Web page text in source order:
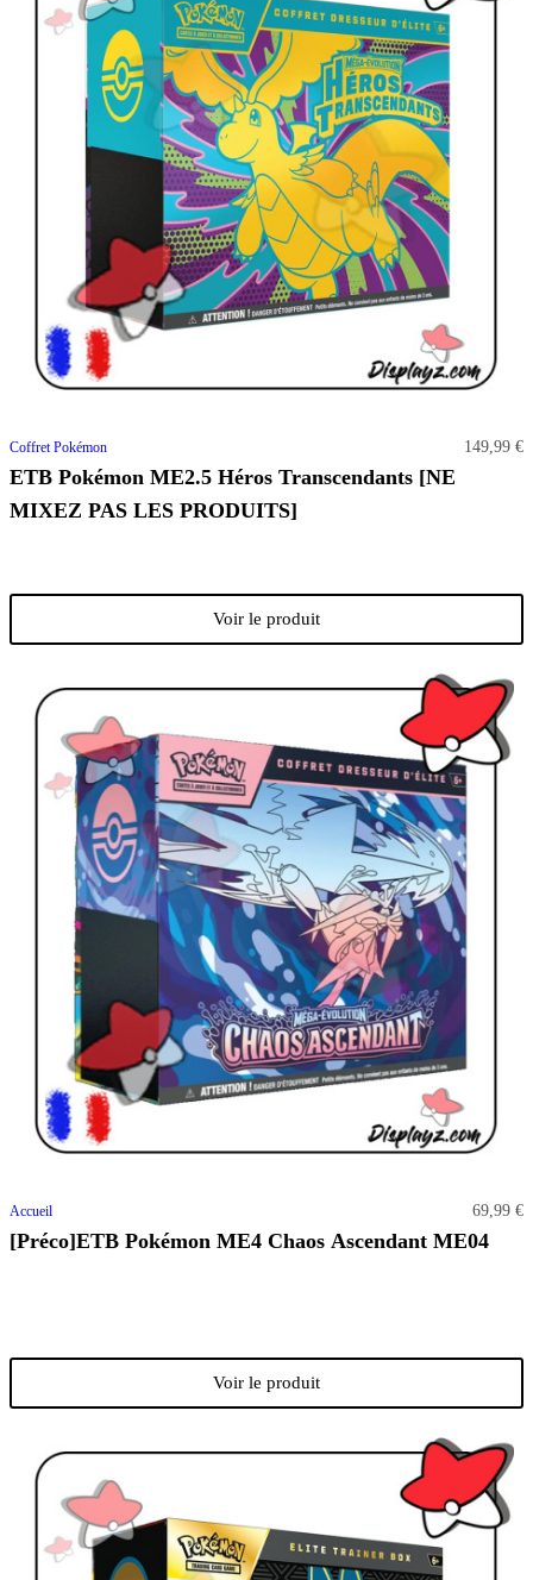
Coffret Pokémon 149,99 €
ETB Pokémon ME2.5 Héros Transcendants [NE
MIXEZ PAS LES PRODUITS]
Voir le produit
Accueil 69,99 €
[Préco]ETB Pokémon ME4 Chaos Ascendant ME04
Voir le produit